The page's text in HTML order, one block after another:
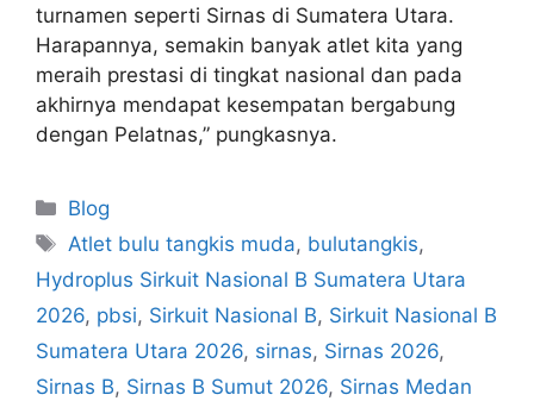
turnamen seperti Sirnas di Sumatera Utara.
Harapannya, semakin banyak atlet kita yang
meraih prestasi di tingkat nasional dan pada
akhirnya mendapat kesempatan bergabung
dengan Pelatnas,” pungkasnya.
Blog
Atlet bulu tangkis muda, bulutangkis,
Hydroplus Sirkuit Nasional B Sumatera Utara
2026, pbsi, Sirkuit Nasional B, Sirkuit Nasional B
Sumatera Utara 2026, sirnas, Sirnas 2026,
Sirnas B, Sirnas B Sumut 2026, Sirnas Medan